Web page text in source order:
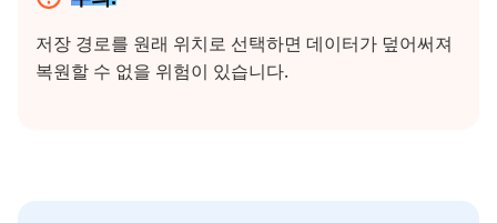
저장 경로를 원래 위치로 선택하면 데이터가 덮어써져
복원할 수 없을 위험이 있습니다.